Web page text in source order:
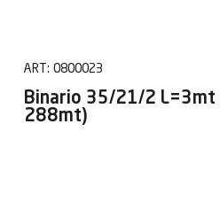
ART: 0800023
Binario 35/21/2 L=3mt
288mt)